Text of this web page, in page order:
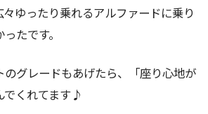
ゆったり乗れるアルファードに乗り
たです。
グレードもあげたら、「座り心地が
でくれてます♪